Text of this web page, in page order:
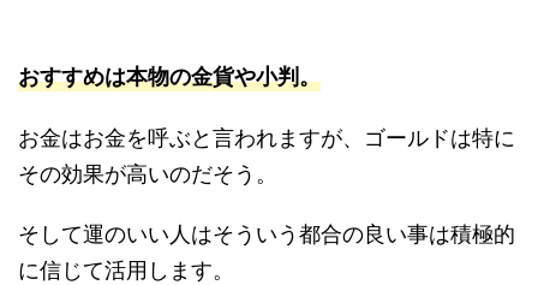
おすすめは本物の金貨や小判。
お金はお金を呼ぶと言われますが、ゴールドは特に
その効果が高いのだそう。
そして運のいい人はそういう都合の良い事は積極的
に信じて活用します。